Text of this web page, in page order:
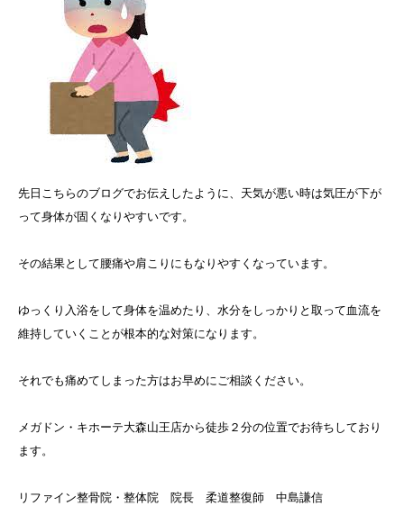
先日こちらのブログでお伝えしたように、天気が悪い時は気圧が下が
って身体が固くなりやすいです。
その結果として腰痛や肩こりにもなりやすくなっています。
ゆっくり入浴をして身体を温めたり、水分をしっかりと取って血流を
維持していくことが根本的な対策になります。
それでも痛めてしまった方はお早めにご相談ください。
メガドン・キホーテ大森山王店から徒歩２分の位置でお待ちしており
ます。
リファイン整骨院・整体院 院長 柔道整復師 中島謙信